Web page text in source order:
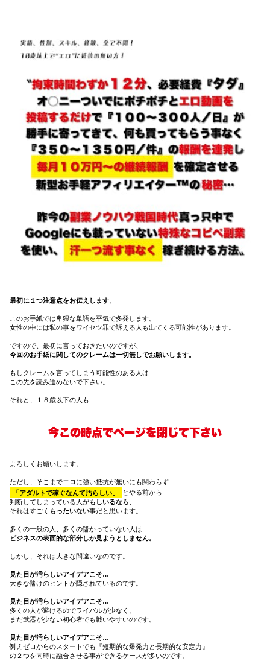
最初に１つ注意点をお伝えします。
このお手紙では卑猥な単語を平気で多発します。
女性の中には私の事をワイセツ罪で訴える人も出てくる可能性があります。
ですので、最初に言っておきたいのですが、
今回のお手紙に関してのクレームは一切無しでお願いします。
もしクレームを言ってしまう可能性のある人は
この先を読み進めないで下さい。
それと、１８歳以下の人も
今この時点でページを閉じて下さい
よろしくお願いします。
ただし、そこまでエロに強い抵抗が無いにも関わらず
「アダルトで稼ぐなんて汚らしい」
とやる前から
判断してしまっている人がもしいるなら
それはすごく もったいない事だと思います。
多くの一般の人、多くの儲かっていない人は
ビジネスの表面的な部分しか見ようとしません。
しかし、それは大きな間違いなのです。
見た目が汚らしいアイデアこそ…
大きな儲けのヒントが隠されているのです。
見た目が汚らしいアイデアこそ…
多くの人が避けるのでライバルが少なく、
まだ武器が少ない初心者でも戦いやすいのです。
見た目が汚らしいアイデアこそ…
例えゼロからのスタートでも『短期的な爆発力と長期的な安定力』
の２つを同時に融合させる事ができるケースが多いのです。